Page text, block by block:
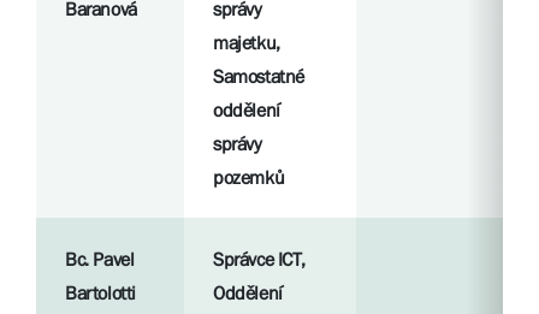
Baranová
správy
majetku,
Samostatné
oddělení
správy
pozemků
Bc. Pavel
Bartolotti
Správce ICT,
Oddělení